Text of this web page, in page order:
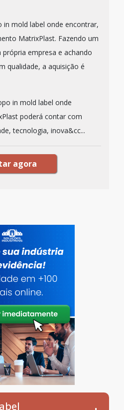
in mold label onde encontrar,
MatrixPlast. Fazendo um
empresa e achando
qualidade, a aquisição é
in mold label onde
poderá contar com
tecnologia, inova&cc...
agora